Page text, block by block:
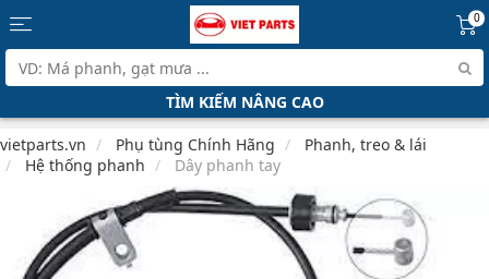
0
TÌM KIẾM NÂNG CAO
vietparts.vn Phụ tùng Chính Hãng
Phanh, treo & lái
Hệ thống phanh
Dây phanh tay